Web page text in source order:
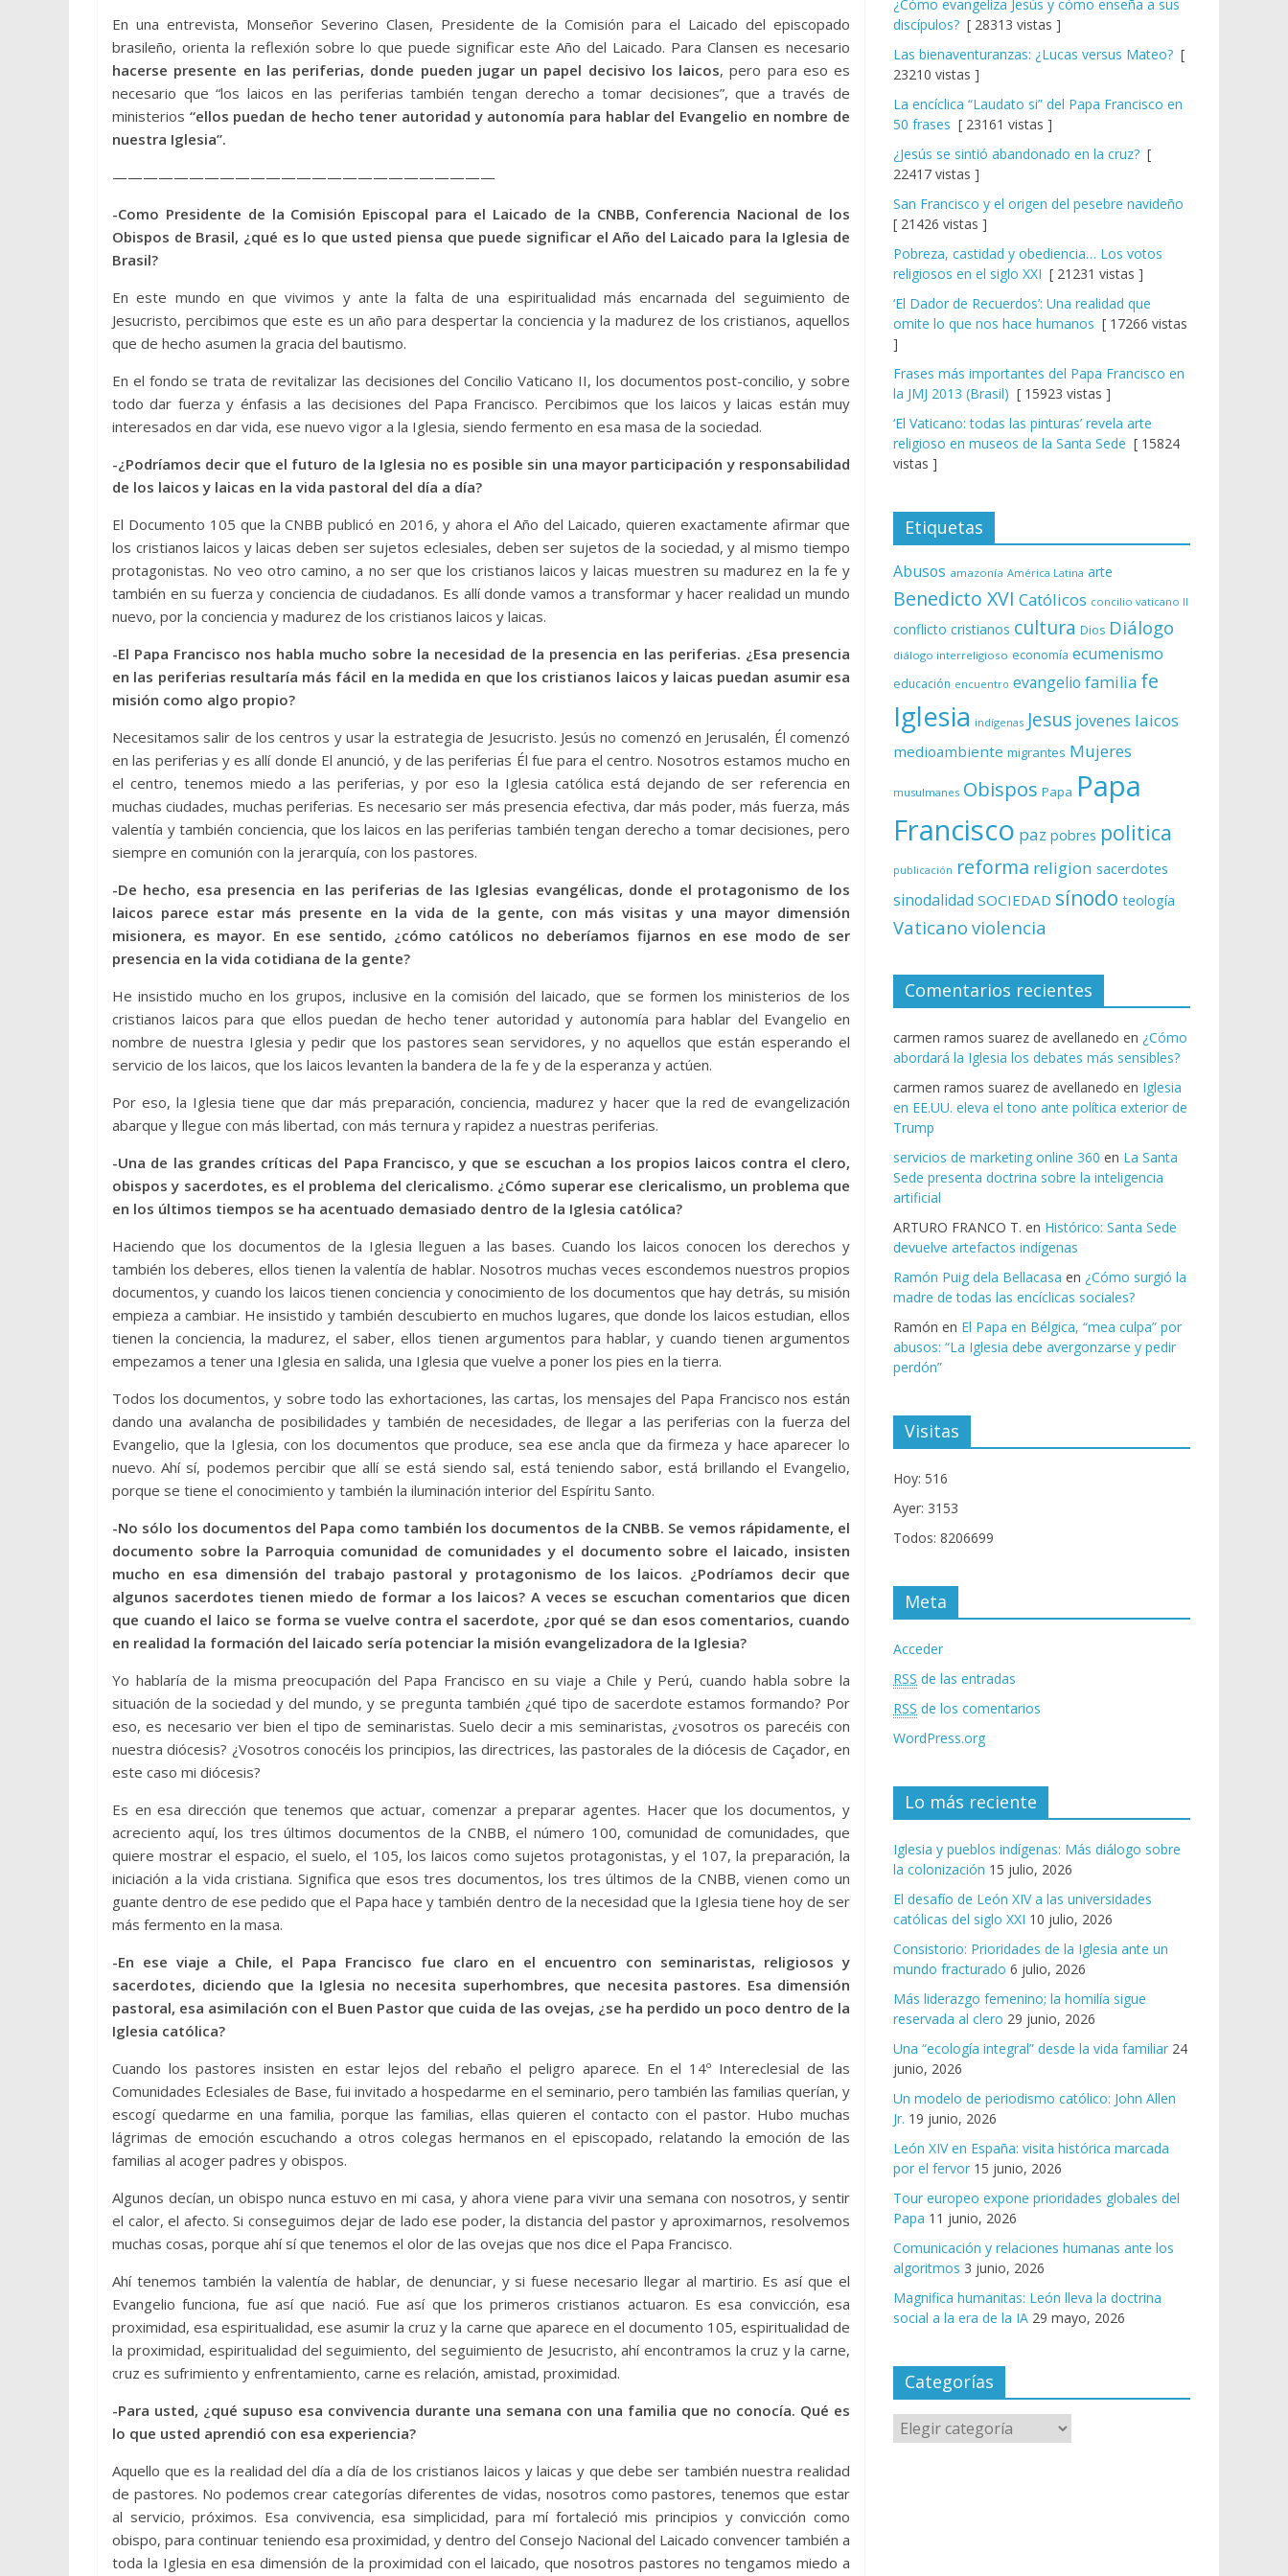
En una entrevista, Monseñor Severino Clasen, Presidente de la Comisión para el Laicado del episcopado
brasileño, orienta la reflexión sobre lo que puede significar este Año del Laicado. Para Clansen es necesario
hacerse presente en las periferias, donde pueden jugar un papel decisivo los laicos, pero para eso es
necesario que “los laicos en las periferias también tengan derecho a tomar decisiones”, que a través de
ministerios “ellos puedan de hecho tener autoridad y autonomía para hablar del Evangelio en nombre de
nuestra Iglesia”.
—————————————————————————
-Como Presidente de la Comisión Episcopal para el Laicado de la CNBB, Conferencia Nacional de los
Obispos de Brasil, ¿qué es lo que usted piensa que puede significar el Año del Laicado para la Iglesia de
Brasil?
En este mundo en que vivimos y ante la falta de una espiritualidad más encarnada del seguimiento de
Jesucristo, percibimos que este es un año para despertar la conciencia y la madurez de los cristianos, aquellos
que de hecho asumen la gracia del bautismo.
En el fondo se trata de revitalizar las decisiones del Concilio Vaticano II, los documentos post-concilio, y sobre
todo dar fuerza y énfasis a las decisiones del Papa Francisco. Percibimos que los laicos y laicas están muy
interesados en dar vida, ese nuevo vigor a la Iglesia, siendo fermento en esa masa de la sociedad.
-¿Podríamos decir que el futuro de la Iglesia no es posible sin una mayor participación y responsabilidad
de los laicos y laicas en la vida pastoral del día a día?
El Documento 105 que la CNBB publicó en 2016, y ahora el Año del Laicado, quieren exactamente afirmar que
los cristianos laicos y laicas deben ser sujetos eclesiales, deben ser sujetos de la sociedad, y al mismo tiempo
protagonistas. No veo otro camino, a no ser que los cristianos laicos y laicas muestren su madurez en la fe y
también en su fuerza y conciencia de ciudadanos. Es allí donde vamos a transformar y hacer realidad un mundo
nuevo, por la conciencia y madurez de los cristianos laicos y laicas.
-El Papa Francisco nos habla mucho sobre la necesidad de la presencia en las periferias. ¿Esa presencia
en las periferias resultaría más fácil en la medida en que los cristianos laicos y laicas puedan asumir esa
misión como algo propio?
Necesitamos salir de los centros y usar la estrategia de Jesucristo. Jesús no comenzó en Jerusalén, Él comenzó
en las periferias y es allí donde El anunció, y de las periferias Él fue para el centro. Nosotros estamos mucho en
el centro, tenemos miedo a las periferias, y por eso la Iglesia católica está dejando de ser referencia en
muchas ciudades, muchas periferias. Es necesario ser más presencia efectiva, dar más poder, más fuerza, más
valentía y también conciencia, que los laicos en las periferias también tengan derecho a tomar decisiones, pero
siempre en comunión con la jerarquía, con los pastores.
-De hecho, esa presencia en las periferias de las Iglesias evangélicas, donde el protagonismo de los
laicos parece estar más presente en la vida de la gente, con más visitas y una mayor dimensión
misionera, es mayor. En ese sentido, ¿cómo católicos no deberíamos fijarnos en ese modo de ser
presencia en la vida cotidiana de la gente?
He insistido mucho en los grupos, inclusive en la comisión del laicado, que se formen los ministerios de los
cristianos laicos para que ellos puedan de hecho tener autoridad y autonomía para hablar del Evangelio en
nombre de nuestra Iglesia y pedir que los pastores sean servidores, y no aquellos que están esperando el
servicio de los laicos, que los laicos levanten la bandera de la fe y de la esperanza y actúen.
Por eso, la Iglesia tiene que dar más preparación, conciencia, madurez y hacer que la red de evangelización
abarque y llegue con más libertad, con más ternura y rapidez a nuestras periferias.
-Una de las grandes críticas del Papa Francisco, y que se escuchan a los propios laicos contra el clero,
obispos y sacerdotes, es el problema del clericalismo. ¿Cómo superar ese clericalismo, un problema que
en los últimos tiempos se ha acentuado demasiado dentro de la Iglesia católica?
Haciendo que los documentos de la Iglesia lleguen a las bases. Cuando los laicos conocen los derechos y
también los deberes, ellos tienen la valentía de hablar. Nosotros muchas veces escondemos nuestros propios
documentos, y cuando los laicos tienen conciencia y conocimiento de los documentos que hay detrás, su misión
empieza a cambiar. He insistido y también descubierto en muchos lugares, que donde los laicos estudian, ellos
tienen la conciencia, la madurez, el saber, ellos tienen argumentos para hablar, y cuando tienen argumentos
empezamos a tener una Iglesia en salida, una Iglesia que vuelve a poner los pies en la tierra.
Todos los documentos, y sobre todo las exhortaciones, las cartas, los mensajes del Papa Francisco nos están
dando una avalancha de posibilidades y también de necesidades, de llegar a las periferias con la fuerza del
Evangelio, que la Iglesia, con los documentos que produce, sea ese ancla que da firmeza y hace aparecer lo
nuevo. Ahí sí, podemos percibir que allí se está siendo sal, está teniendo sabor, está brillando el Evangelio,
porque se tiene el conocimiento y también la iluminación interior del Espíritu Santo.
-No sólo los documentos del Papa como también los documentos de la CNBB. Se vemos rápidamente, el
documento sobre la Parroquia comunidad de comunidades y el documento sobre el laicado, insisten
mucho en esa dimensión del trabajo pastoral y protagonismo de los laicos. ¿Podríamos decir que
algunos sacerdotes tienen miedo de formar a los laicos? A veces se escuchan comentarios que dicen
que cuando el laico se forma se vuelve contra el sacerdote, ¿por qué se dan esos comentarios, cuando
en realidad la formación del laicado sería potenciar la misión evangelizadora de la Iglesia?
Yo hablaría de la misma preocupación del Papa Francisco en su viaje a Chile y Perú, cuando habla sobre la
situación de la sociedad y del mundo, y se pregunta también ¿qué tipo de sacerdote estamos formando? Por
eso, es necesario ver bien el tipo de seminaristas. Suelo decir a mis seminaristas, ¿vosotros os parecéis con
nuestra diócesis? ¿Vosotros conocéis los principios, las directrices, las pastorales de la diócesis de Caçador, en
este caso mi diócesis?
Es en esa dirección que tenemos que actuar, comenzar a preparar agentes. Hacer que los documentos, y
acreciento aquí, los tres últimos documentos de la CNBB, el número 100, comunidad de comunidades, que
quiere mostrar el espacio, el suelo, el 105, los laicos como sujetos protagonistas, y el 107, la preparación, la
iniciación a la vida cristiana. Significa que esos tres documentos, los tres últimos de la CNBB, vienen como un
guante dentro de ese pedido que el Papa hace y también dentro de la necesidad que la Iglesia tiene hoy de ser
más fermento en la masa.
-En ese viaje a Chile, el Papa Francisco fue claro en el encuentro con seminaristas, religiosos y
sacerdotes, diciendo que la Iglesia no necesita superhombres, que necesita pastores. Esa dimensión
pastoral, esa asimilación con el Buen Pastor que cuida de las ovejas, ¿se ha perdido un poco dentro de la
Iglesia católica?
Cuando los pastores insisten en estar lejos del rebaño el peligro aparece. En el 14º Intereclesial de las
Comunidades Eclesiales de Base, fui invitado a hospedarme en el seminario, pero también las familias querían, y
escogí quedarme en una familia, porque las familias, ellas quieren el contacto con el pastor. Hubo muchas
lágrimas de emoción escuchando a otros colegas hermanos en el episcopado, relatando la emoción de las
familias al acoger padres y obispos.
Algunos decían, un obispo nunca estuvo en mi casa, y ahora viene para vivir una semana con nosotros, y sentir
el calor, el afecto. Si conseguimos dejar de lado ese poder, la distancia del pastor y aproximarnos, resolvemos
muchas cosas, porque ahí sí que tenemos el olor de las ovejas que nos dice el Papa Francisco.
Ahí tenemos también la valentía de hablar, de denunciar, y si fuese necesario llegar al martirio. Es así que el
Evangelio funciona, fue así que nació. Fue así que los primeros cristianos actuaron. Es esa convicción, esa
proximidad, esa espiritualidad, ese asumir la cruz y la carne que aparece en el documento 105, espiritualidad de
la proximidad, espiritualidad del seguimiento, del seguimiento de Jesucristo, ahí encontramos la cruz y la carne,
cruz es sufrimiento y enfrentamiento, carne es relación, amistad, proximidad.
-Para usted, ¿qué supuso esa convivencia durante una semana con una familia que no conocía. Qué es
lo que usted aprendió con esa experiencia?
Aquello que es la realidad del día a día de los cristianos laicos y laicas y que debe ser también nuestra realidad
de pastores. No podemos crear categorías diferentes de vidas, nosotros como pastores, tenemos que estar
al servicio, próximos. Esa convivencia, esa simplicidad, para mí fortaleció mis principios y convicción como
obispo, para continuar teniendo esa proximidad, y dentro del Consejo Nacional del Laicado convencer también a
toda la Iglesia en esa dimensión de la proximidad con el laicado, que nosotros pastores no tengamos miedo a
¿Cómo evangeliza Jesús y cómo enseña a sus
discípulos? [ 28313 vistas ]
Las bienaventuranzas: ¿Lucas versus Mateo? [
23210 vistas ]
La encíclica “Laudato si” del Papa Francisco en
50 frases [ 23161 vistas ]
¿Jesús se sintió abandonado en la cruz? [
22417 vistas ]
San Francisco y el origen del pesebre navideño
[ 21426 vistas ]
Pobreza, castidad y obediencia… Los votos
religiosos en el siglo XXI [ 21231 vistas ]
‘El Dador de Recuerdos’: Una realidad que
omite lo que nos hace humanos [ 17266 vistas
]
Frases más importantes del Papa Francisco en
la JMJ 2013 (Brasil) [ 15923 vistas ]
‘El Vaticano: todas las pinturas’ revela arte
religioso en museos de la Santa Sede [ 15824
vistas ]
Etiquetas
Abusos amazonía América Latina arte
Benedicto XVI Católicos concilio vaticano II
conflicto cristianos cultura Dios Diálogo
diálogo interreligioso economía ecumenismo
educación encuentro evangelio familia fe
Iglesia indígenas Jesus jovenes laicos
medioambiente migrantes Mujeres
musulmanes Obispos Papa Papa
Francisco paz pobres politica
publicación reforma religion sacerdotes
sinodalidad SOCIEDAD sínodo teología
Vaticano violencia
Comentarios recientes
carmen ramos suarez de avellanedo en ¿Cómo
abordará la Iglesia los debates más sensibles?
carmen ramos suarez de avellanedo en Iglesia
en EE.UU. eleva el tono ante política exterior de
Trump
servicios de marketing online 360 en La Santa
Sede presenta doctrina sobre la inteligencia
artificial
ARTURO FRANCO T. en Histórico: Santa Sede
devuelve artefactos indígenas
Ramón Puig dela Bellacasa en ¿Cómo surgió la
madre de todas las encíclicas sociales?
Ramón en El Papa en Bélgica, “mea culpa” por
abusos: “La Iglesia debe avergonzarse y pedir
perdón”
Visitas
Hoy: 516
Ayer: 3153
Todos: 8206699
Meta
Acceder
RSS de las entradas
RSS de los comentarios
WordPress.org
Lo más reciente
Iglesia y pueblos indígenas: Más diálogo sobre
la colonización 15 julio, 2026
El desafío de León XIV a las universidades
católicas del siglo XXI 10 julio, 2026
Consistorio: Prioridades de la Iglesia ante un
mundo fracturado 6 julio, 2026
Más liderazgo femenino; la homilía sigue
reservada al clero 29 junio, 2026
Una “ecología integral” desde la vida familiar 24
junio, 2026
Un modelo de periodismo católico: John Allen
Jr. 19 junio, 2026
León XIV en España: visita histórica marcada
por el fervor 15 junio, 2026
Tour europeo expone prioridades globales del
Papa 11 junio, 2026
Comunicación y relaciones humanas ante los
algoritmos 3 junio, 2026
Magnifica humanitas: León lleva la doctrina
social a la era de la IA 29 mayo, 2026
Categorías